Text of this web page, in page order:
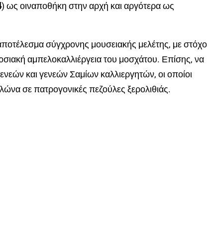
) ως οιναποθήκη στην αρχή και αργότερα ως
σύγχρονης μουσειακής μελέτης, με στόχο
αμπελοκαλλιέργεια του μοσχάτου. Επίσης, να
και γενεών Σαμίων καλλιεργητών, οι οποίοι
σε πατρογονικές πεζούλες ξερολιθιάς.